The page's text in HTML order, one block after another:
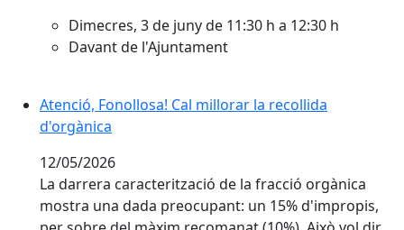
Dimecres, 3 de juny de 11:30 h a 12:30 h
Davant de l'Ajuntament
Atenció, Fonollosa! Cal millorar la recollida
d'orgànica
12/05/2026
La darrera caracterització de la fracció orgànica
mostra una dada preocupant: un 15% d'impropis,